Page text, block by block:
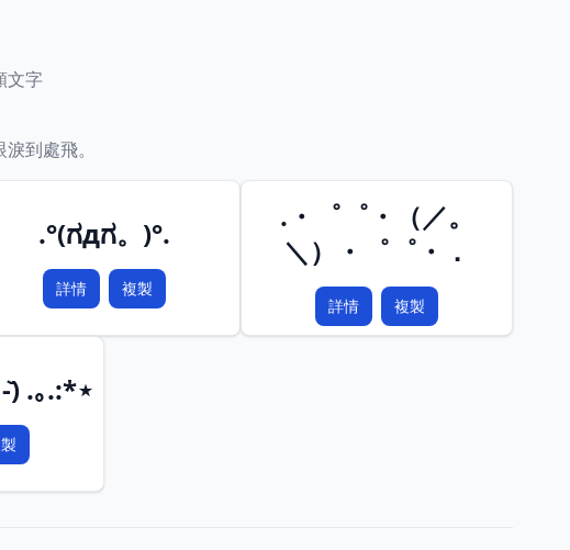
文字
到處飛。
.°(ಗдಗ。)°.
詳情 複製
.・゜゜・（／。
＼）・゜゜・．
詳情 複製
.｡.:*⋆